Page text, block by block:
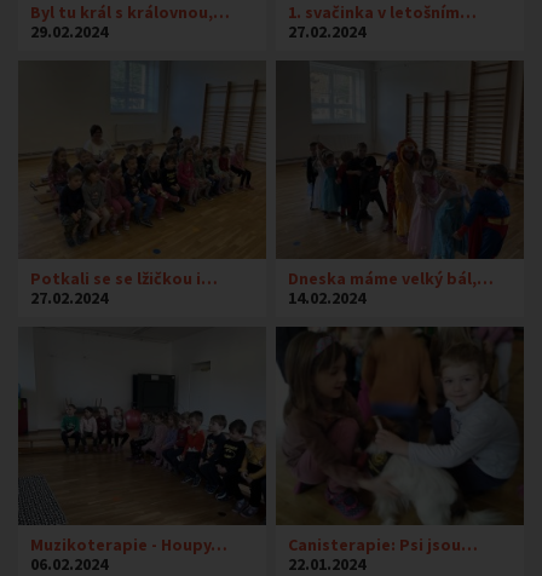
Byl tu král s královnou,…
29.02.2024
1. svačinka v letošním…
27.02.2024
Potkali se se lžičkou i…
27.02.2024
Dneska máme velký bál,…
14.02.2024
Muzikoterapie - Houpy…
06.02.2024
Canisterapie: Psi jsou…
22.01.2024